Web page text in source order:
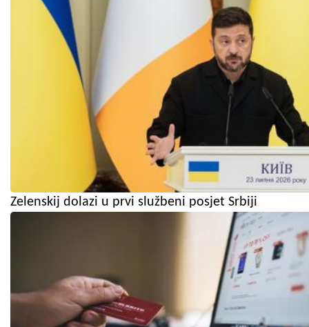
Zelenskij dolazi u prvi službeni posjet Srbiji